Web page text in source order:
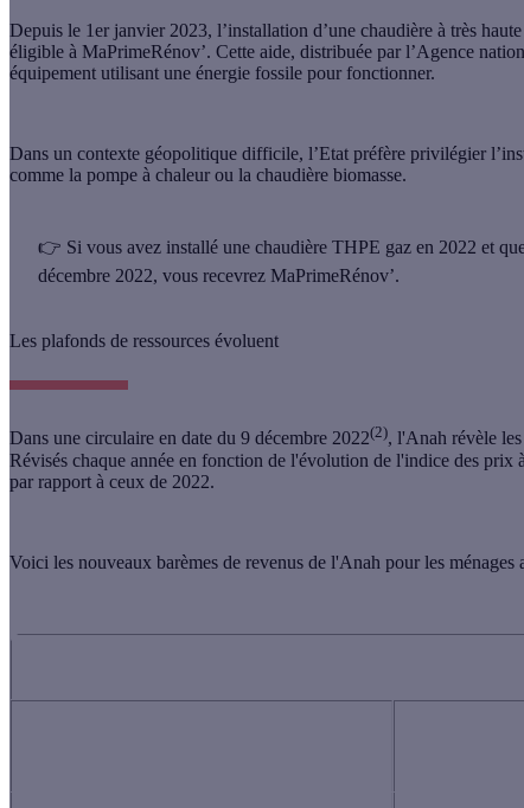
Depuis le 1er janvier 2023, l’installation d’une chaudière à très
éligible à MaPrimeRénov’. Cette aide, distribuée par l’Agence
équipement utilisant une énergie fossile pour fonctionner.
Dans un contexte géopolitique difficile, l’Etat préfère privilégier
comme la pompe à chaleur ou la chaudière biomasse.
👉 Si vous avez installé une chaudière THPE gaz en 2022 et
décembre 2022, vous recevrez MaPrimeRénov’.
Les plafonds de ressources évoluent
Dans une circulaire en date du 9 décembre 2022(2), l'Anah révèle
Révisés chaque année en fonction de l'évolution de l'indice des prix
par rapport à ceux de 2022.
Voici les nouveaux barèmes de revenus de l'Anah pour les ménages